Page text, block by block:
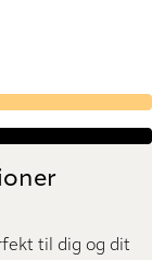
til dig og dit